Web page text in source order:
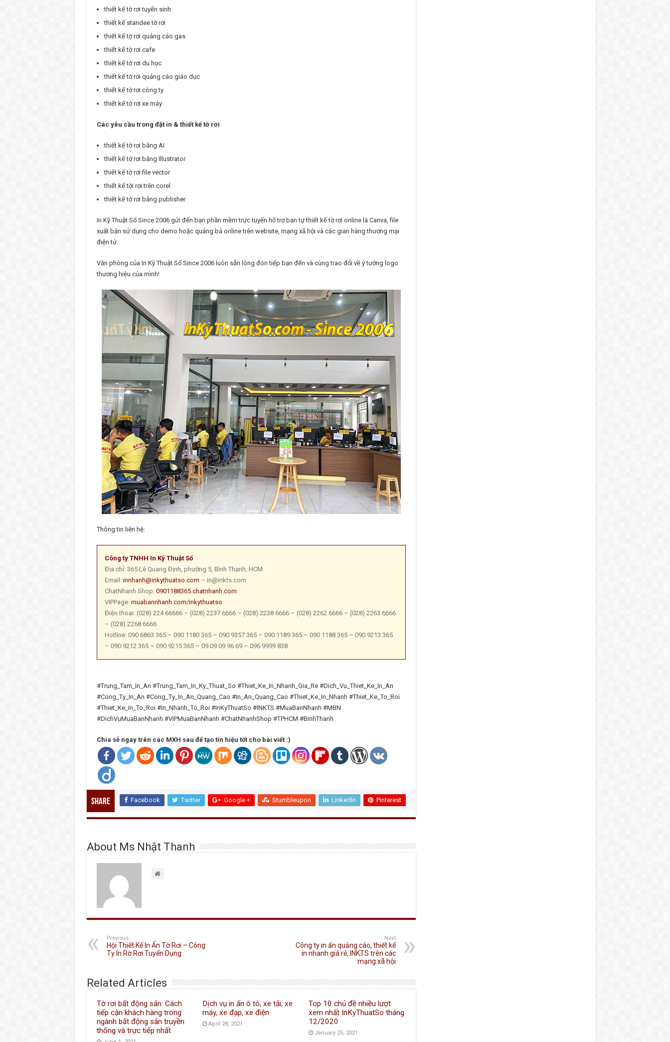
thiết kế tờ rơi tuyển sinh
thiết kế standee tờ rơi
thiết kế tờ rơi quảng cáo gas
thiết kế tờ rơi cafe
thiết kế tờ rơi du học
thiết kế tờ rơi quảng cáo giáo dục
thiết kế tờ rơi công ty
thiết kế tờ rơi xe máy
Các yêu cầu trong đặt in & thiết kế tờ rơi
thiết kế tờ rơi bằng AI
thiết kế tờ rơi bằng Illustrator
thiết kế tờ rơi file vector
thiết kế tời rơi trên corel
thiết kế tờ rơi bằng publisher
In Kỹ Thuật Số Since 2006 gửi đến bạn phần mềm trực tuyến hỗ trợ bạn tự thiết kế tờ rơi online là Canva, file
xuất bản sử dụng cho demo hoặc quảng bá online trên website, mạng xã hội và các gian hàng thương mại
điện tử.
Văn phòng của In Kỹ Thuật Số Since 2006 luôn sẵn lòng đón tiếp bạn đến và cùng trao đổi về ý tưởng logo
thương hiệu của mình!
Thông tin liên hệ:
Công ty TNHH In Kỹ Thuật Số
Địa chỉ: 365 Lê Quang Định, phường 5, Bình Thạnh, HCM
Email: innhanh@inkythuatso.com – in@inkts.com
ChatNhanh Shop: 0901188365.chatnhanh.com
VIPPage: muabannhanh.com/inkythuatso
Điện thoại: (028) 224 66666 – (028) 2237 6666 – (028) 2238 6666 – (028) 2262 6666 – (028) 2263 6666
– (028) 2268 6666
Hotline: 090 6863 365 – 090 1180 365 – 090 9357 365 – 090 1189 365 – 090 1188 365 – 090 9213 365
– 090 9212 365 – 090 9215 365 – 09 09 09 96 69 – 096 9999 838
#Trung_Tam_In_An #Trung_Tam_In_Ky_Thuat_So #Thiet_Ke_In_Nhanh_Gia_Re #Dich_Vu_Thiet_Ke_In_An
#Cong_Ty_In_An #Cong_Ty_In_An_Quang_Cao #In_An_Quang_Cao #Thiet_Ke_In_Nhanh #Thiet_Ke_To_Roi
#Thiet_Ke_In_To_Roi #In_Nhanh_To_Roi #InKyThuatSo #INKTS #MuaBanNhanh #MBN
#DichVuMuaBanNhanh #VIPMuaBanNhanh #ChatNhanhShop #TPHCM #BinhThanh
Chia sẻ ngay trên các MXH sau để tạo tín hiệu tốt cho bài viết :)
Share Facebook Twitter Google + Stumbleupon LinkedIn Pinterest
About Ms Nhật Thanh
Previous
Hội Thiết Kế In Ấn Tờ Rơi – Công
Ty In Rờ Rơi Tuyển Dụng
Next
Công ty in ấn quảng cáo, thiết kế
in nhanh giá rẻ, INKTS trên các
mạng xã hội
Related Articles
Tờ rơi bất động sản: Cách
tiếp cận khách hàng trong
ngành bất động sản truyền
thống và trực tiếp nhất
Dịch vụ in ấn ô tô, xe tải, xe
máy, xe đạp, xe điện
April 28, 2021
Top 10 chủ đề nhiều lượt
xem nhất InKyThuatSo tháng
12/2020
January 25, 2021